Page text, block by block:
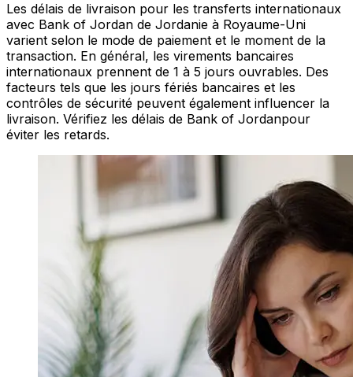
Les délais de livraison pour les transferts internationaux
avec Bank of Jordan de Jordanie à Royaume-Uni
varient selon le mode de paiement et le moment de la
transaction. En général, les virements bancaires
internationaux prennent de 1 à 5 jours ouvrables. Des
facteurs tels que les jours fériés bancaires et les
contrôles de sécurité peuvent également influencer la
livraison. Vérifiez les délais de Bank of Jordanpour
éviter les retards.